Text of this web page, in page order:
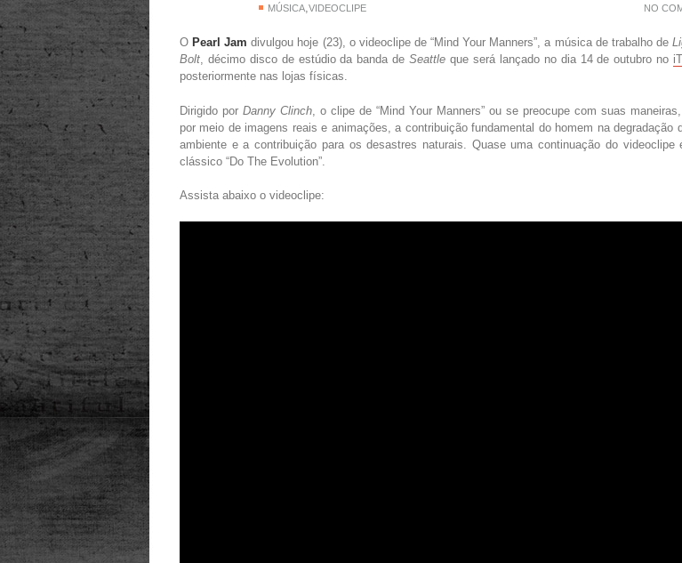
MÚSICA,VIDEOCLIPE NO
O Pearl Jam divulgou hoje (23), o videoclipe de “Mind Your Manners”, a música de trabalho de
Bolt, décimo disco de estúdio da banda deSeattle que será lançado no dia 14 de outubro no
posteriormente nas lojas físicas.
Dirigido por Danny Clinch , o clipe de “Mind Your Manners” ou se preocupe com suas
por meio de imagens reais e animações, a contribuição fundamental do homem na degradação
ambiente e a contribuição para os desastres naturais. Quase uma continuação do videoclipe
clássico “Do The Evolution”.
Assista abaixo o videoclipe: